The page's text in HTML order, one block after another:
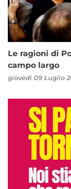
Le ragioni di
campo largo
giovedì 09 Luglio